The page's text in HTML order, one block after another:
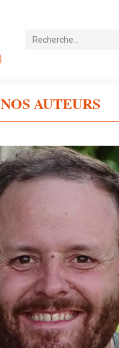
Recherche
NOS AUTEURS
Vous êtes ici :